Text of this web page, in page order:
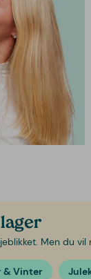
Men du
& Vinter